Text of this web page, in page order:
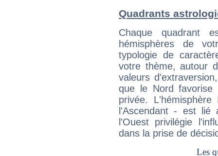
Quadrants
Chaque quadrant
hémisphères de
typologie de
votre thème, autour
valeurs
que le Nord favorise
privée.
l'Ascendant - est
l'Ouest privilégie
dans la prise de